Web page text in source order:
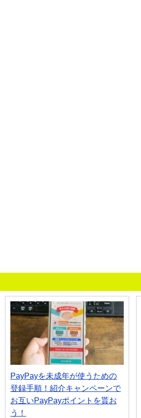
PayPayを未成年が使うための
登録手順！紹介キャンペーンで
お互いPayPayポイントを貰お
う！